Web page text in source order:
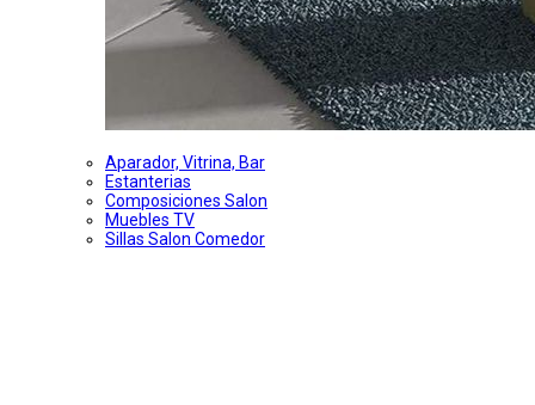
Aparador, Vitrina, Bar
Estanterias
Composiciones Salon
Muebles TV
Sillas Salon Comedor